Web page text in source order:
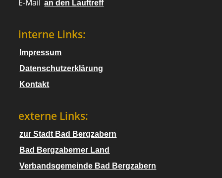
E-Mail an den Lauftreff
interne Links:
Impressum
Datenschutzerklärung
Kontakt
externe Links:
zur Stadt Bad Bergzabern
Bad Bergzaberner Land
Verbandsgemeinde Bad Bergzabern